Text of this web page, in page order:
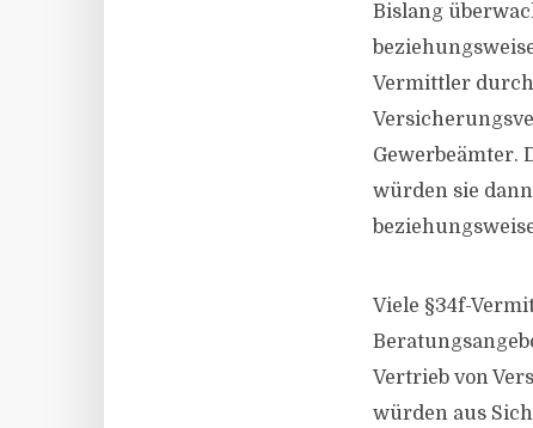
Bislang
Vermittler
Gewerbeämter.
würden sie
Viele §34f-
Vertrieb von
würden aus